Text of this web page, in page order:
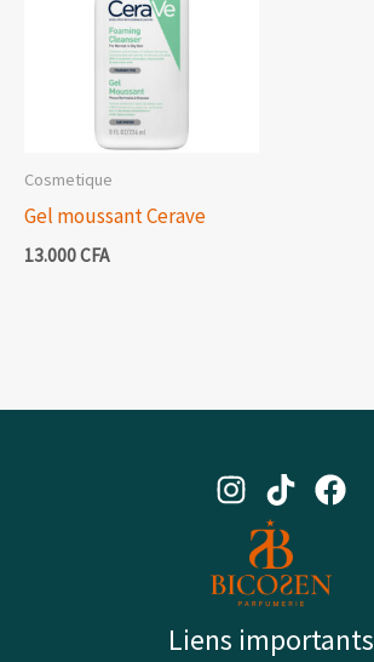
Cosmetique
Gel moussant Cerave
13.000CFA
Liens importants